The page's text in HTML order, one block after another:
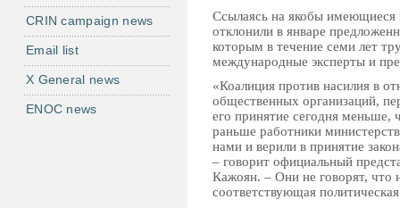
Ссылаясь на якобы имеющиеся
отклонили в январе
которым в течение семи лет
международные эксперты и
«Коалиция против насилия в
общественных организаций,
его принятие сегодня меньше,
раньше работники
нами и верили в принятие
– говорит официальный
Кажоян. – Они не говорят, что
соответствующая
CRIN campaign news
Email list
X General news
ENOC news